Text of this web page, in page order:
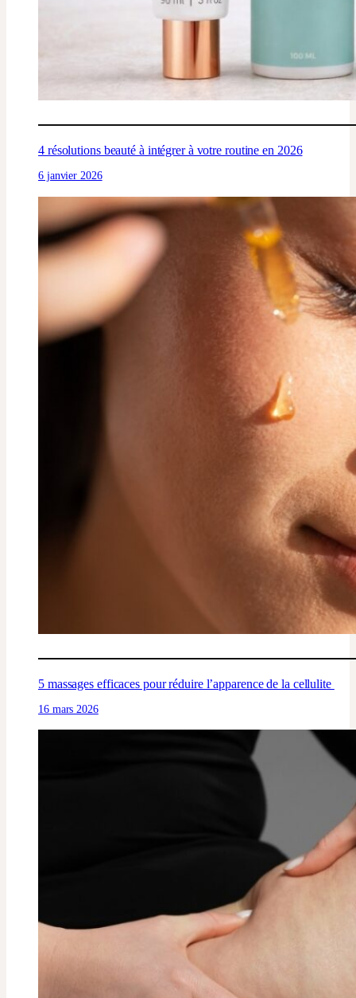
4 résolutions beauté à intégrer à votre routine en 2026
6 janvier 2026
5 massages efficaces pour réduire l’apparence de la cellulite
16 mars 2026